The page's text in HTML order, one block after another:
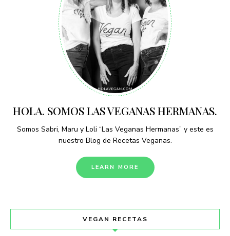
HOLA. SOMOS LAS VEGANAS HERMANAS.
Somos Sabri, Maru y Loli “Las Veganas Hermanas” y este es
nuestro Blog de Recetas Veganas.
LEARN MORE
VEGAN RECETAS